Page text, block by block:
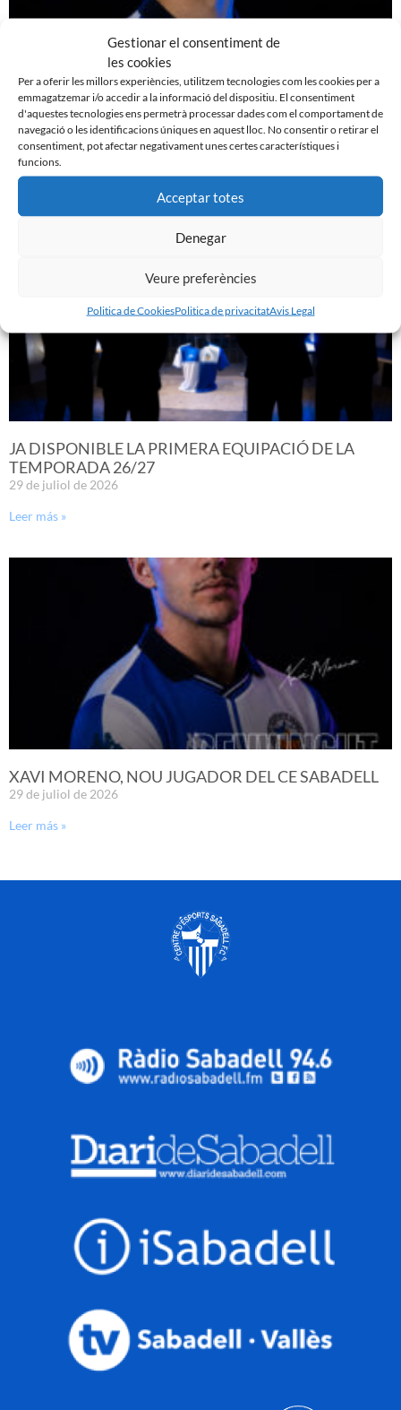
Gestionar el consentiment de
les cookies
Per a oferir les millors experiències, utilitzem tecnologies com les cookies per a
emmagatzemar i/o accedir a la informació del dispositiu. El consentiment
d'aquestes tecnologies ens permetrà processar dades com el comportament de
navegació o les identificacions úniques en aquest lloc. No consentir o retirar el
consentiment, pot afectar negativament unes certes característiques i
funcions.
Acceptar totes
Denegar
Veure preferències
Politica de CookiesPolitica de privacitatAvis Legal
GASTÓN VALLES, NOU JUGADOR DEL CE SABADELL
30 de juliol de 2026
JA DISPONIBLE LA PRIMERA EQUIPACIÓ DE LA
TEMPORADA 26/27
29 de juliol de 2026
Leer más »
XAVI MORENO, NOU JUGADOR DEL CE SABADELL
29 de juliol de 2026
Leer más »